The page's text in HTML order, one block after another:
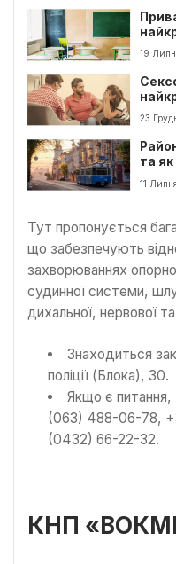
дітей
19
23
та як
11
Тут пропонується
що забезпечують
захворюваннях
судинної системи,
дихальної, нервової
Знаходиться
поліції (Блока), 30.
Якщо є
(063) 488-06-78,
(0432) 66-22-32.
КНП